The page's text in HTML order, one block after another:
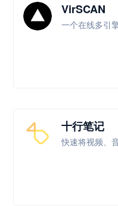
VirSCAN
一个在线多引
十行笔记
快速将视频、